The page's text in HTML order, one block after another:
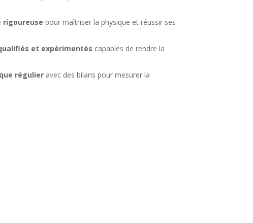
rigoureuse pour maîtriser la physique et réussir ses
et expérimentés capables de rendre la
régulieravec des bilans pour mesurer la